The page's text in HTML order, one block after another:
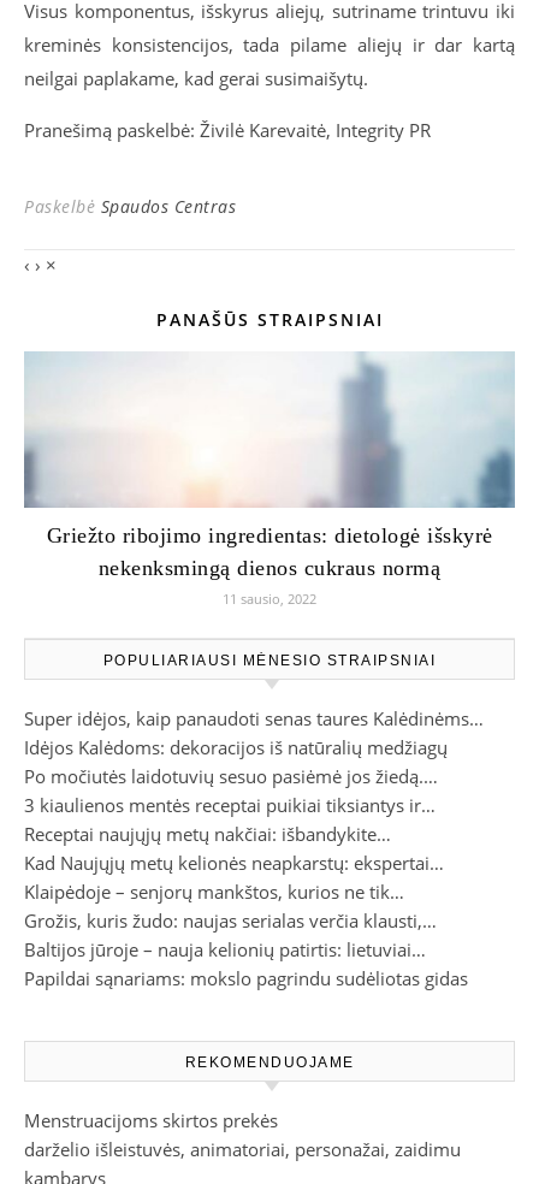
Visus komponentus, išskyrus aliejų, sutriname trintuvu iki
kreminės konsistencijos, tada pilame aliejų ir dar kartą
neilgai paplakame, kad gerai susimaišytų.
Pranešimą paskelbė: Živilė Karevaitė, Integrity PR
Paskelbė Spaudos Centras
‹ › ×
PANAŠŪS STRAIPSNIAI
Griežto ribojimo ingredientas: dietologė išskyrė
nekenksmingą dienos cukraus normą
11 sausio, 2022
POPULIARIAUSI MĖNESIO STRAIPSNIAI
Super idėjos, kaip panaudoti senas taures Kalėdinėms…
Idėjos Kalėdoms: dekoracijos iš natūralių medžiagų
Po močiutės laidotuvių sesuo pasiėmė jos žiedą.…
3 kiaulienos mentės receptai puikiai tiksiantys ir…
Receptai naujųjų metų nakčiai: išbandykite…
Kad Naujųjų metų kelionės neapkarstų: ekspertai…
Klaipėdoje – senjorų mankštos, kurios ne tik…
Grožis, kuris žudo: naujas serialas verčia klausti,…
Baltijos jūroje – nauja kelionių patirtis: lietuviai…
Papildai sąnariams: mokslo pagrindu sudėliotas gidas
REKOMENDUOJAME
Menstruacijoms skirtos prekės
darželio išleistuvės, animatoriai, personažai, zaidimu
kambarys